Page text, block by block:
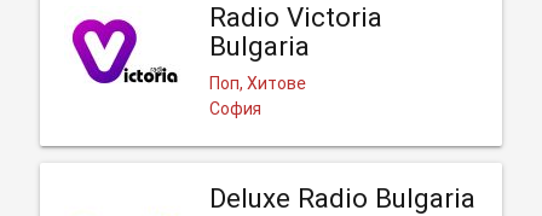
Radio Victoria
Bulgaria
Поп, Хитове
София
Deluxe Radio Bulgaria